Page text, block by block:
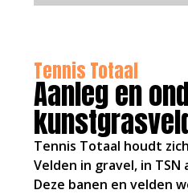
Tennis Totaal
Aanleg en
Tennis Totaal houdt
Velden in gravel, in
Deze banen en velden